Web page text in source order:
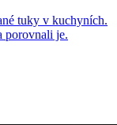
tuky v kuchyních.
porovnali je.